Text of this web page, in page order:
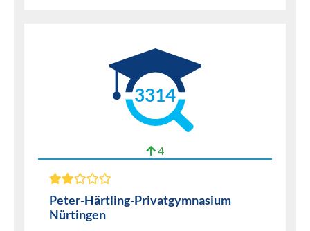
3314
4
Peter-Härtling-Privatgymnasium
Nürtingen